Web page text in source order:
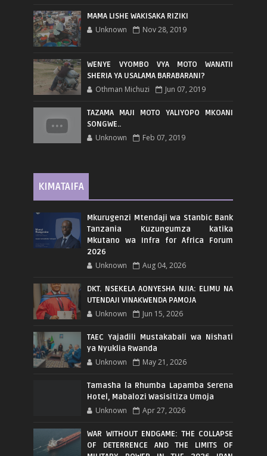
MAMA LISHE WAKISAKA RIZIKI
Unknown Nov 28, 2019
WENYE VYOMBO VYA MOTO WANATII
SHERIA YA USALAMA BARABARANI?
Othman Michuzi Jun 07, 2019
TAZAMA MAJI MOTO YALIYOPO MKOANI
SONGWE..
Unknown Feb 07, 2019
KIMATAIFA
Mkurugenzi Mtendaji wa Stanbic Bank
Tanzania Kuzungumza katika
Mkutano wa Infra for Africa Forum
2026
Unknown Aug 04, 2026
DKT. NSEKELA AONYESHA NJIA: ELIMU NA
UTENDAJI VINAKWENDA PAMOJA
Unknown Jun 15, 2026
TAEC Yajadili Mustakabali wa Nishati
ya Nyuklia Rwanda
Unknown May 21, 2026
Tamasha la Rhumba Lapamba Serena
Hotel, Mabalozi Wasisitiza Umoja
Unknown Apr 27, 2026
WAR WITHOUT ENDGAME: THE COLLAPSE
OF DETERRENCE AND THE LIMITS OF